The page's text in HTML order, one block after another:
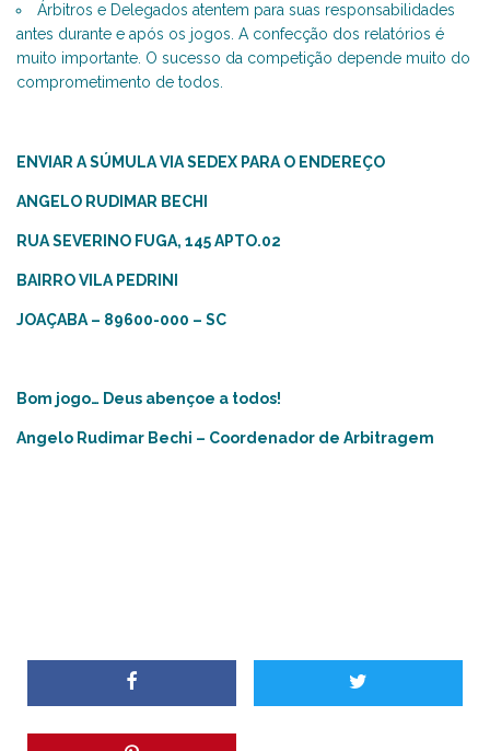
Árbitros e Delegados atentem para suas responsabilidades
antes durante e após os jogos. A confecção dos relatórios é
muito importante. O sucesso da competição depende muito do
comprometimento de todos.
ENVIAR A SÚMULA VIA SEDEX PARA O ENDEREÇO
ANGELO RUDIMAR BECHI
RUA SEVERINO FUGA, 145 APTO.02
BAIRRO VILA PEDRINI
JOAÇABA – 89600-000 – SC
Bom jogo… Deus abençoe a todos!
Angelo Rudimar Bechi – Coordenador de Arbitragem